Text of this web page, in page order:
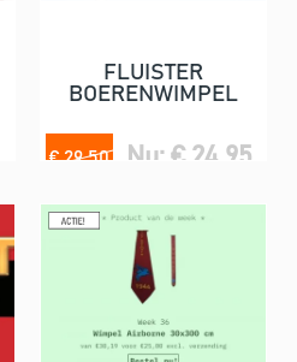
FLUISTER
BOERENWIMPEL
€ 29,50 Nu: € 24,95